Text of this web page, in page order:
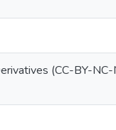
(CC-BY-